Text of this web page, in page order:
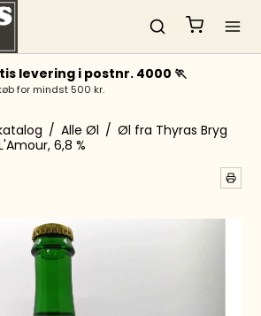
levering i postnr. 4000 🏃
for mindst 500 kr.
/ Alle Øl / Øl fra Thyras Bryg
6,8 %